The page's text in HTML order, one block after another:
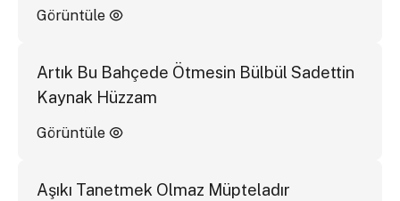
Görüntüle
Artık Bu Bahçede Ötmesin Bülbül Sadettin
Kaynak Hüzzam
Görüntüle
Aşıkı Tanetmek Olmaz Müpteladır